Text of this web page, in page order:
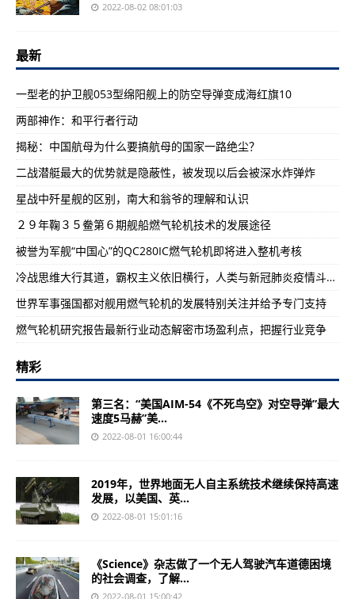
2022-08-02 08:01:03
最新
一型老的护卫舰053型绵阳舰上的防空导弹变成海红旗10
两部神作：和平行者行动
揭秘：中国航母为什么要搞航母的国家一路绝尘？
二战潜艇最大的优势就是隐蔽性，被发现以后会被深水炸弹炸
星战中歼星舰的区别，南大和翁爷的理解和认识
２９年鞠３５鲞第６期舰船燃气轮机技术的发展途径
被誉为军舰“中国心”的QC280IC燃气轮机即将进入整机考核
冷战思维大行其道，霸权主义依旧横行，人类与新冠肺炎疫情斗争仍持续
世界军事强国都对舰用燃气轮机的发展特别关注并给予专门支持
燃气轮机研究报告最新行业动态解密市场盈利点，把握行业竞争
精彩
第三名：“美国AIM-54《不死鸟空》对空导弹”最大
速度5马赫”美...
2022-08-01 16:00:44
2019年，世界地面无人自主系统技术继续保持高速
发展，以美国、英...
2022-08-01 15:01:16
《Science》杂志做了一个无人驾驶汽车道德困境
的社会调查，了解...
2022-08-01 15:00:42